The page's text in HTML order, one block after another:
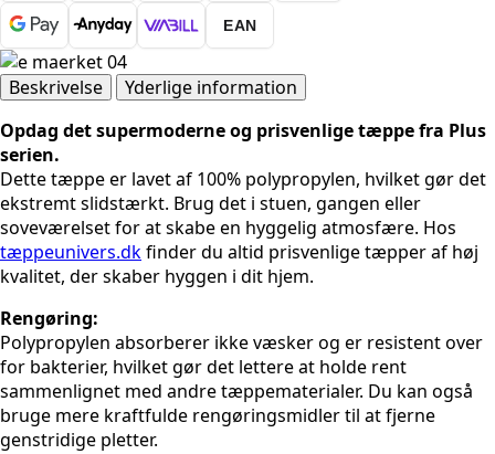
EAN
Beskrivelse
Yderlige information
Opdag det supermoderne og prisvenlige tæppe fra Plus
serien.
Dette tæppe er lavet af 100% polypropylen, hvilket gør det
ekstremt slidstærkt. Brug det i stuen, gangen eller
soveværelset for at skabe en hyggelig atmosfære. Hos
tæppeunivers.dkfinder du altid prisvenlige tæpper af høj
kvalitet, der skaber hyggen i dit hjem.
Rengøring:
Polypropylen absorberer ikke væsker og er resistent over
for bakterier, hvilket gør det lettere at holde rent
sammenlignet med andre tæppematerialer. Du kan også
bruge mere kraftfulde rengøringsmidler til at fjerne
genstridige pletter.